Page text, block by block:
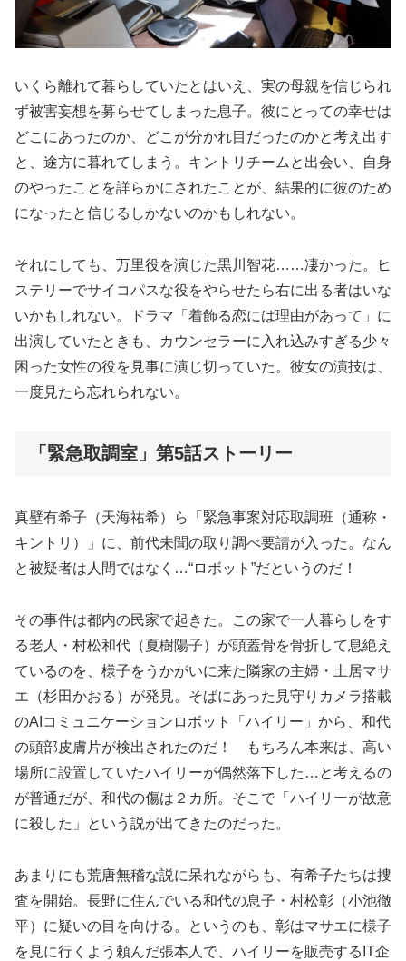
いくら離れて暮らしていたとはいえ、実の母親を信じられ
ず被害妄想を募らせてしまった息子。彼にとっての幸せは
どこにあったのか、どこが分かれ目だったのかと考え出す
と、途方に暮れてしまう。キントリチームと出会い、自身
のやったことを詳らかにされたことが、結果的に彼のため
になったと信じるしかないのかもしれない。
それにしても、万里役を演じた黒川智花……凄かった。ヒ
ステリーでサイコパスな役をやらせたら右に出る者はいな
いかもしれない。ドラマ「着飾る恋には理由があって」に
出演していたときも、カウンセラーに入れ込みすぎる少々
困った女性の役を見事に演じ切っていた。彼女の演技は、
一度見たら忘れられない。
「緊急取調室」第5話ストーリー
真壁有希子（天海祐希）ら「緊急事案対応取調班（通称・
キントリ）」に、前代未聞の取り調べ要請が入った。なん
と被疑者は人間ではなく…“ロボット”だというのだ！
その事件は都内の民家で起きた。この家で一人暮らしをす
る老人・村松和代（夏樹陽子）が頭蓋骨を骨折して息絶え
ているのを、様子をうかがいに来た隣家の主婦・土居マサ
エ（杉田かおる）が発見。そばにあった見守りカメラ搭載
のAIコミュニケーションロボット「ハイリー」から、和代
の頭部皮膚片が検出されたのだ！ もちろん本来は、高い
場所に設置していたハイリーが偶然落下した…と考えるの
が普通だが、和代の傷は２カ所。そこで「ハイリーが故意
に殺した」という説が出てきたのだった。
あまりにも荒唐無稽な説に呆れながらも、有希子たちは捜
査を開始。長野に住んでいる和代の息子・村松彰（小池徹
平）に疑いの目を向ける。というのも、彰はマサエに様子
を見に行くよう頼んだ張本人で、ハイリーを販売するIT企